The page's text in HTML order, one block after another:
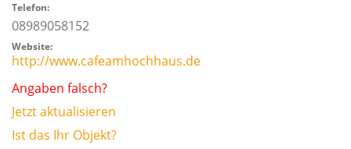
Telefon:
08989058152
Website:
http://www.cafeamhochhaus.de
Angaben falsch?
Jetzt aktualisieren
Ist das Ihr Objekt?